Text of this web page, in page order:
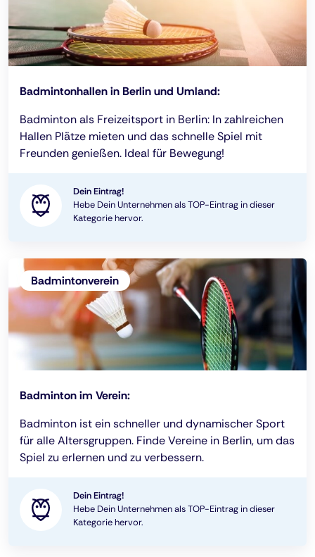
Badmintonhallen in Berlin und Umland:
Badminton als Freizeitsport in Berlin: In zahlreichen
Hallen Plätze mieten und das schnelle Spiel mit
Freunden genießen. Ideal für Bewegung!
Dein Eintrag!
Hebe Dein Unternehmen als TOP-Eintrag in dieser
Kategorie hervor.
Badmintonverein
Badminton im Verein:
Badminton ist ein schneller und dynamischer Sport
für alle Altersgruppen. Finde Vereine in Berlin, um das
Spiel zu erlernen und zu verbessern.
Dein Eintrag!
Hebe Dein Unternehmen als TOP-Eintrag in dieser
Kategorie hervor.